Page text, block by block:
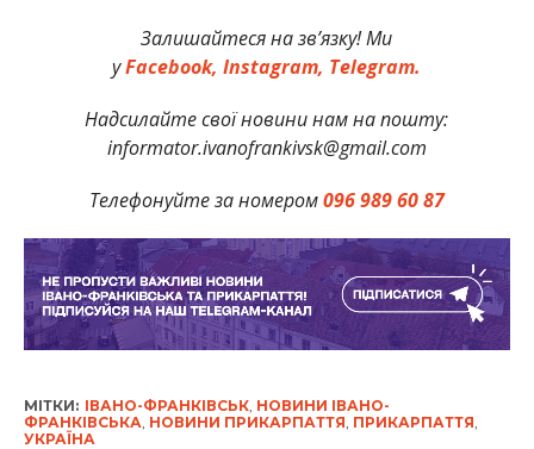
Залишайтеся на зв’язку! Ми
уFacebook, Instagram, Telegram.
Надсилайте свої новини нам на пошту:
informator.ivanofrankivsk@gmail.com
Телефонуйте за номером096 989 60 87
МІТКИ: ІВАНО-ФРАНКІВСЬК, НОВИНИ ІВАНО-
ФРАНКІВСЬКА НОВИНИ ПРИКАРПАТТЯ ПРИКАРПАТТЯ
УКРАЇНА